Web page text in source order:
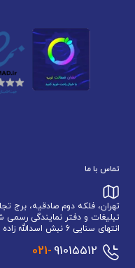
تماس با ما
تهران، فلکه دوم صادقیه، برج
تبلیغات و دفتر نمایندگی رسمی
انتهای سنایی 6 نبش اسدالله زاده 9/1 پلاک 34 واحد 3
021- 91015512